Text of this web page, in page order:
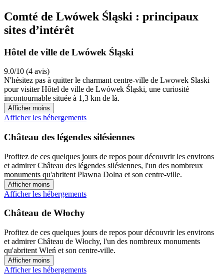
Comté de Lwówek Śląski : principaux
sites d’intérêt
Hôtel de ville de Lwówek Śląski
9.0/10 (4 avis)
N'hésitez pas à quitter le charmant centre-ville de Lwowek Slaski
pour visiter Hôtel de ville de Lwówek Śląski, une curiosité
incontournable située à 1,3 km de là.
Afficher moins
Afficher les hébergements
Château des légendes silésiennes
Profitez de ces quelques jours de repos pour découvrir les environs
et admirer Château des légendes silésiennes, l'un des nombreux
monuments qu'abritent Plawna Dolna et son centre-ville.
Afficher moins
Afficher les hébergements
Château de Włochy
Profitez de ces quelques jours de repos pour découvrir les environs
et admirer Château de Włochy, l'un des nombreux monuments
qu'abritent Wleń et son centre-ville.
Afficher moins
Afficher les hébergements